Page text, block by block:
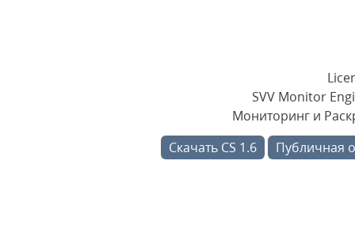
SVV Monitor
Мониторинг и
Скачать CS 1.6
Публичная